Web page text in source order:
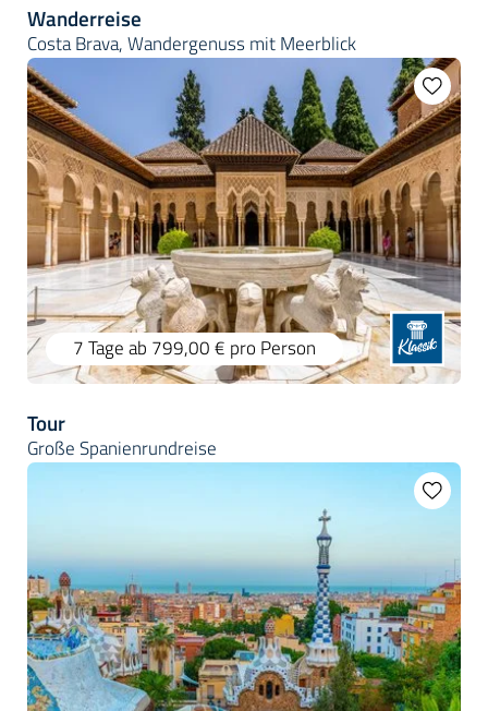
Wanderreise
Costa Brava, Wandergenuss mit Meerblick
7 Tageab 799,00 € pro Person
Tour
Große Spanienrundreise